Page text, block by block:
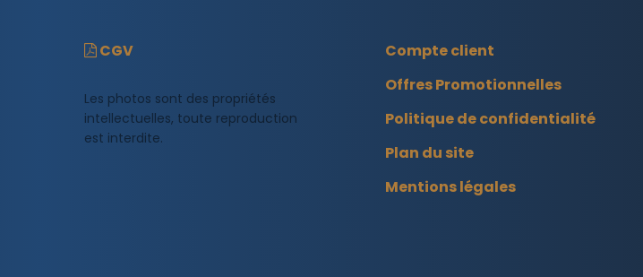
CGV
Les photos sont des propriétés
intellectuelles, toute reproduction
est interdite.
Compte client
Offres Promotionnelles
Politique de confidentialité
Plan du site
Mentions légales